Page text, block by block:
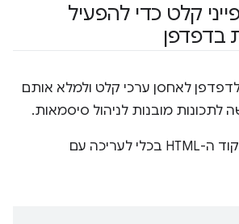
קלט כדי להפעיל
לאחסן ערכי קלט ולמלא אותם
מובנות לניהול סיסמאות.
מעדכנים את קוד ה-HTML בכלי לעריכה עם